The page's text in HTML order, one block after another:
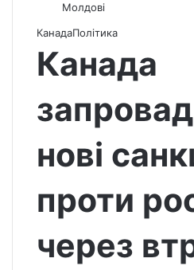
Молдові
КанадаПолітика
Канада
нові
проти
через